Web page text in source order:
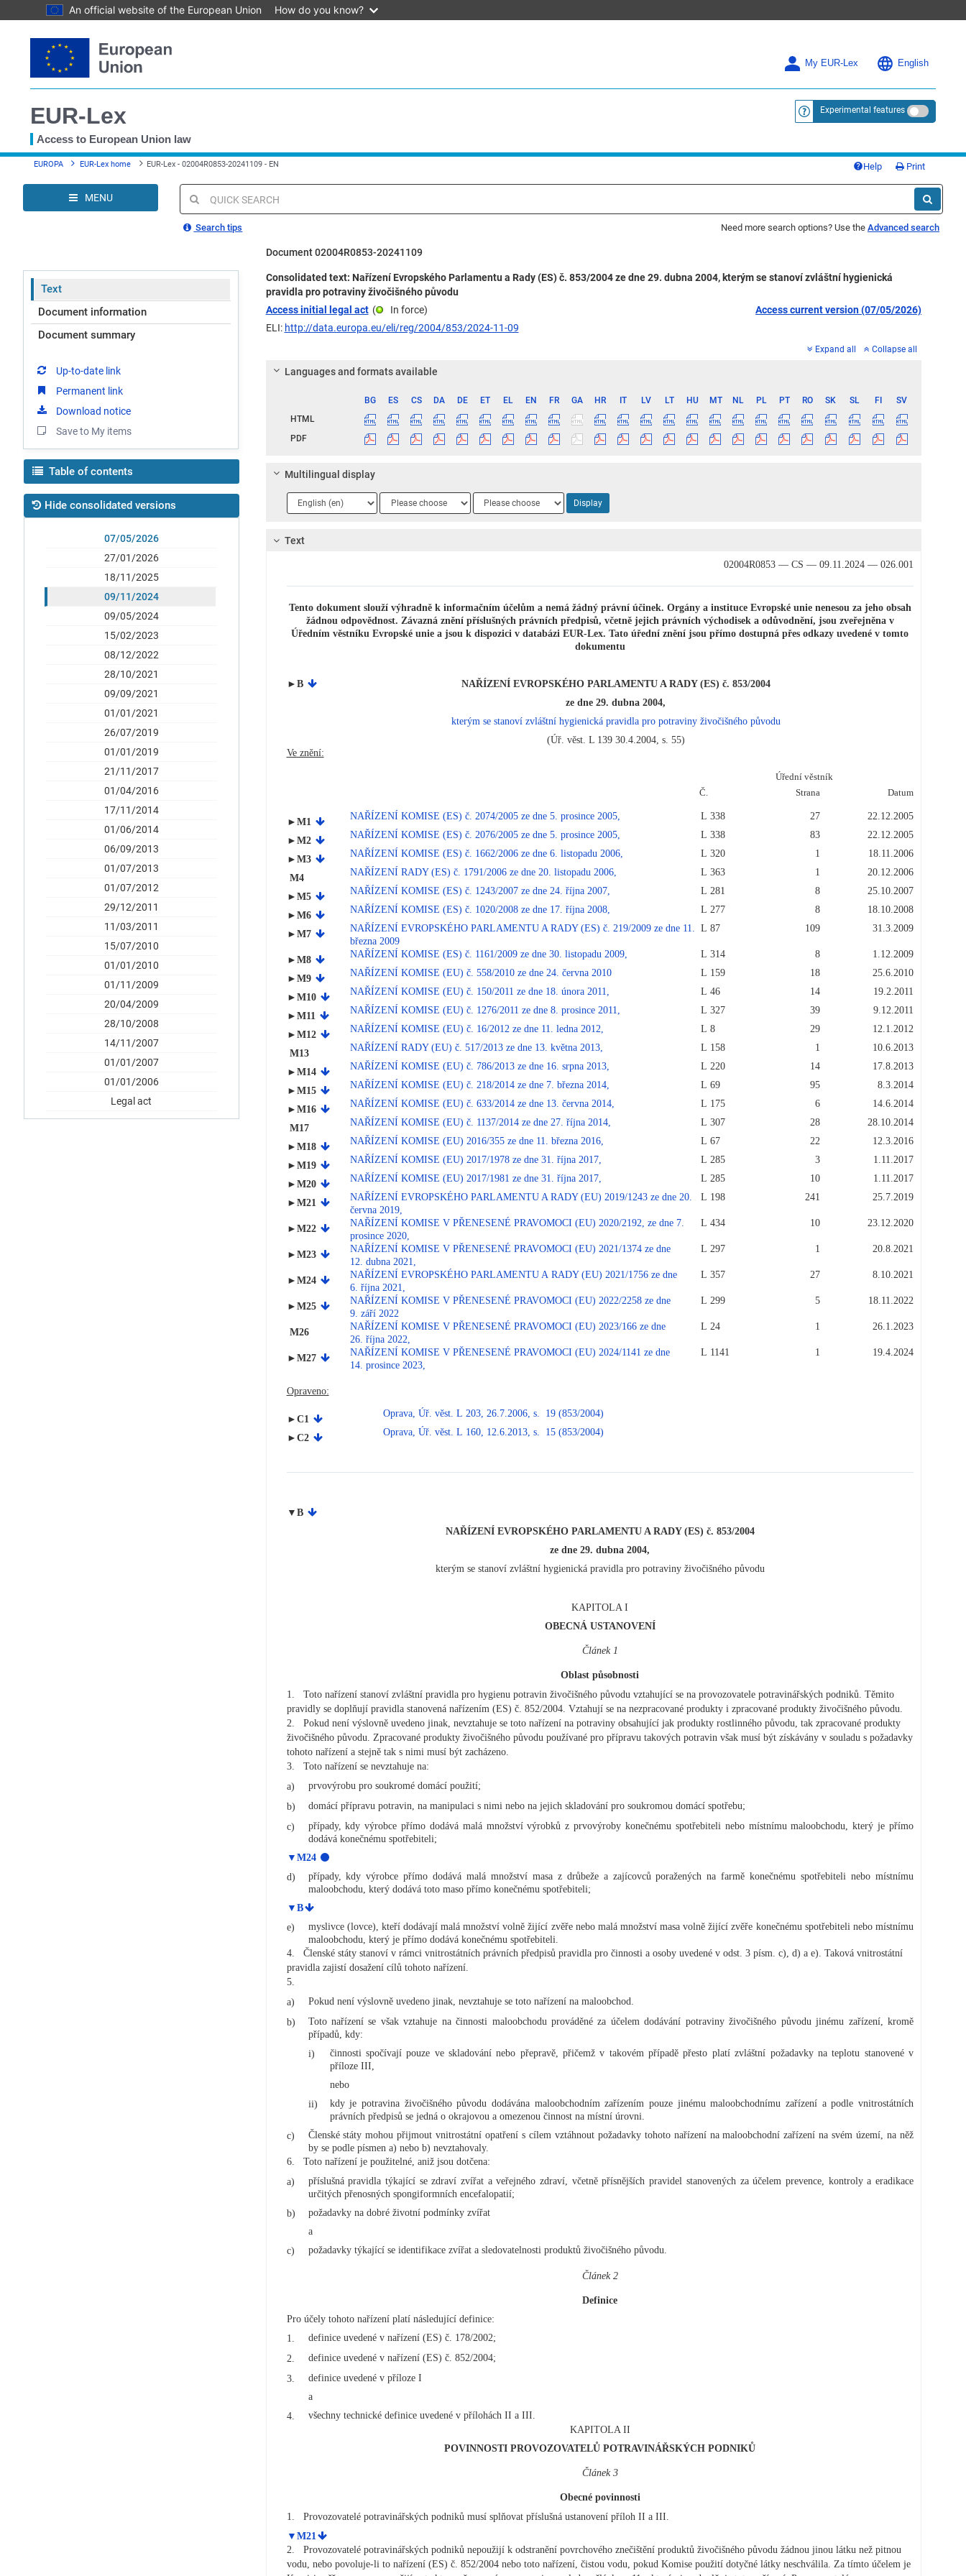
An official website of the European Union How do you know?
to
content
My EUR-Lex English
EUR-Lex
Access to European Union law
<a href="https://eur-lex.europa.eu/
Experimental features
You
here
EUROPA EUR-Lex home EUR-Lex - 02004R0853-20241109 - EN Help Print
MENU
Quick
search
Search tips Need more search options? Use the Advanced search
Document 02004R0853-20241109
Text
Document information
Document summary
Up-to-date link
Permanent link
Download notice
Save to My items
Table of contents
Hide consolidated versions
07/05/2026
27/01/2026
18/11/2025
09/11/2024
09/05/2024
15/02/2023
08/12/2022
28/10/2021
09/09/2021
01/01/2021
26/07/2019
01/01/2019
21/11/2017
01/04/2016
17/11/2014
01/06/2014
06/09/2013
01/07/2013
01/07/2012
29/12/2011
11/03/2011
15/07/2010
01/01/2010
01/11/2009
20/04/2009
28/10/2008
14/11/2007
01/01/2007
01/01/2006
Legal act
Consolidated text: Nařízení Evropského Parlamentu a Rady (ES) č. 853/2004 ze dne 29. dubna 2004, kterým se stanoví zvláštní hygienická
pravidla pro potraviny živočišného původu
Access initial legal act ( In force)
Access current version (07/05/2026)
ELI: http://data.europa.eu/eli/reg/2004/853/2024-11-09
Expand all Collapse all
Languages and formats available
BG ES CS DA DE ET EL EN FR GA HR IT LV LT HU MT NL PL PT RO SK SL FI
SV
HTML
PDF
Multilingual display
Language
1
Language
2
Language
3
Display
Text
02004R0853 — CS — 09.11.2024 — 026.001
Tento dokument slouží výhradně k informačním účelům a nemá žádný právní účinek. Orgány a instituce Evropské unie nenesou za jeho obsah
žádnou odpovědnost. Závazná znění příslušných právních předpisů, včetně jejich právních východisek a odůvodnění, jsou zveřejněna v
Úředním věstníku Evropské unie a jsou k dispozici v databázi EUR-Lex. Tato úřední znění jsou přímo dostupná přes odkazy uvedené v tomto
dokumentu
►B
NAŘÍZENÍ EVROPSKÉHO PARLAMENTU A RADY (ES) č. 853/2004
ze dne 29. dubna 2004,
kterým se stanoví zvláštní hygienická pravidla pro potraviny živočišného původu
(Úř. věst. L 139 30.4.2004, s. 55)
Ve znění:
Úřední věstník
Č.
Strana Datum
►M1
NAŘÍZENÍ KOMISE (ES) č. 2074/2005 ze dne 5. prosince 2005, L 338 27 22.12.2005
►M2
NAŘÍZENÍ KOMISE (ES) č. 2076/2005 ze dne 5. prosince 2005, L 338 83 22.12.2005
►M3
NAŘÍZENÍ KOMISE (ES) č. 1662/2006 ze dne 6. listopadu 2006, L 320 1 18.11.2006
M4
NAŘÍZENÍ RADY (ES) č. 1791/2006 ze dne 20. listopadu 2006, L 363 1 20.12.2006
►M5
NAŘÍZENÍ KOMISE (ES) č. 1243/2007 ze dne 24. října 2007, L 281 8 25.10.2007
►M6
NAŘÍZENÍ KOMISE (ES) č. 1020/2008 ze dne 17. října 2008, L 277 8 18.10.2008
►M7
NAŘÍZENÍ EVROPSKÉHO PARLAMENTU A RADY (ES) č. 219/2009 ze dne 11.
března 2009
L 87 109 31.3.2009
►M8
NAŘÍZENÍ KOMISE (ES) č. 1161/2009 ze dne 30. listopadu 2009, L 314 8 1.12.2009
►M9
NAŘÍZENÍ KOMISE (EU) č. 558/2010 ze dne 24. června 2010 L 159 18 25.6.2010
►M10
NAŘÍZENÍ KOMISE (EU) č. 150/2011 ze dne 18. února 2011, L 46 14 19.2.2011
►M11
NAŘÍZENÍ KOMISE (EU) č. 1276/2011 ze dne 8. prosince 2011, L 327 39 9.12.2011
►M12
NAŘÍZENÍ KOMISE (EU) č. 16/2012 ze dne 11. ledna 2012, L 8 29 12.1.2012
M13
NAŘÍZENÍ RADY (EU) č. 517/2013 ze dne 13. května 2013, L 158 1 10.6.2013
►M14
NAŘÍZENÍ KOMISE (EU) č. 786/2013 ze dne 16. srpna 2013, L 220 14 17.8.2013
►M15
NAŘÍZENÍ KOMISE (EU) č. 218/2014 ze dne 7. března 2014, L 69 95 8.3.2014
►M16
NAŘÍZENÍ KOMISE (EU) č. 633/2014 ze dne 13. června 2014, L 175 6 14.6.2014
M17
NAŘÍZENÍ KOMISE (EU) č. 1137/2014 ze dne 27. října 2014, L 307 28 28.10.2014
►M18
NAŘÍZENÍ KOMISE (EU) 2016/355 ze dne 11. března 2016, L 67 22 12.3.2016
►M19
NAŘÍZENÍ KOMISE (EU) 2017/1978 ze dne 31. října 2017, L 285 3 1.11.2017
►M20
NAŘÍZENÍ KOMISE (EU) 2017/1981 ze dne 31. října 2017, L 285 10 1.11.2017
►M21
NAŘÍZENÍ EVROPSKÉHO PARLAMENTU A RADY (EU) 2019/1243 ze dne 20.
června 2019,
L 198 241 25.7.2019
►M22
NAŘÍZENÍ KOMISE V PŘENESENÉ PRAVOMOCI (EU) 2020/2192, ze dne 7.
prosince 2020,
L 434 10 23.12.2020
►M23
NAŘÍZENÍ KOMISE V PŘENESENÉ PRAVOMOCI (EU) 2021/1374 ze dne
12. dubna 2021,
L 297 1 20.8.2021
►M24
NAŘÍZENÍ EVROPSKÉHO PARLAMENTU A RADY (EU) 2021/1756 ze dne
6. října 2021,
L 357 27 8.10.2021
►M25
NAŘÍZENÍ KOMISE V PŘENESENÉ PRAVOMOCI (EU) 2022/2258 ze dne
9. září 2022
L 299 5 18.11.2022
M26
NAŘÍZENÍ KOMISE V PŘENESENÉ PRAVOMOCI (EU) 2023/166 ze dne
26. října 2022,
L 24 1 26.1.2023
►M27
NAŘÍZENÍ KOMISE V PŘENESENÉ PRAVOMOCI (EU) 2024/1141 ze dne
14. prosince 2023,
L 1141 1 19.4.2024
Opraveno:
►C1
Oprava, Úř. věst. L 203, 26.7.2006, s. 19 (853/2004)
►C2
Oprava, Úř. věst. L 160, 12.6.2013, s. 15 (853/2004)
▼B
NAŘÍZENÍ EVROPSKÉHO PARLAMENTU A RADY (ES) č. 853/2004
ze dne 29. dubna 2004,
kterým se stanoví zvláštní hygienická pravidla pro potraviny živočišného původu
KAPITOLA I
OBECNÁ USTANOVENÍ
Článek 1
Oblast působnosti
1.
Toto nařízení stanoví zvláštní pravidla pro hygienu potravin živočišného původu vztahující se na provozovatele potravinářských podniků. Těmito
pravidly se doplňují pravidla stanovená nařízením (ES) č. 852/2004. Vztahují se na nezpracované produkty i zpracované produkty živočišného původu.
2.
Pokud není výslovně uvedeno jinak, nevztahuje se toto nařízení na potraviny obsahující jak produkty rostlinného původu, tak zpracované produkty
živočišného původu. Zpracované produkty živočišného původu používané pro přípravu takových potravin však musí být získávány v souladu s požadavky
tohoto nařízení a stejně tak s nimi musí být zacházeno.
3.
Toto nařízení se nevztahuje na:
a)
prvovýrobu pro soukromé domácí použití;
b)
domácí přípravu potravin, na manipulaci s nimi nebo na jejich skladování pro soukromou domácí spotřebu;
c)
případy, kdy výrobce přímo dodává malá množství výrobků z prvovýroby konečnému spotřebiteli nebo místnímu maloobchodu, který je přímo
dodává konečnému spotřebiteli;
▼M24
d)
případy, kdy výrobce přímo dodává malá množství masa z drůbeže a zajícovců poražených na farmě konečnému spotřebiteli nebo místnímu
maloobchodu, který dodává toto maso přímo konečnému spotřebiteli;
▼B
e)
myslivce (lovce), kteří dodávají malá množství volně žijící zvěře nebo malá množství masa volně žijící zvěře konečnému spotřebiteli nebo místnímu
maloobchodu, který je přímo dodává konečnému spotřebiteli.
4.
Členské státy stanoví v rámci vnitrostátních právních předpisů pravidla pro činnosti a osoby uvedené v odst. 3 písm. c), d) a e). Taková vnitrostátní
pravidla zajistí dosažení cílů tohoto nařízení.
5.
a)
Pokud není výslovně uvedeno jinak, nevztahuje se toto nařízení na maloobchod.
b)
Toto nařízení se však vztahuje na činnosti maloobchodu prováděné za účelem dodávání potraviny živočišného původu jinému zařízení, kromě
případů, kdy:
i)
činnosti spočívají pouze ve skladování nebo přepravě, přičemž v takovém případě přesto platí zvláštní požadavky na teplotu stanovené v
příloze III,
nebo
ii)
kdy je potravina živočišného původu dodávána maloobchodním zařízením pouze jinému maloobchodnímu zařízení a podle vnitrostátních
právních předpisů se jedná o okrajovou a omezenou činnost na místní úrovni.
c)
Členské státy mohou přijmout vnitrostátní opatření s cílem vztáhnout požadavky tohoto nařízení na maloobchodní zařízení na svém území, na něž
by se podle písmen a) nebo b) nevztahovaly.
6.
Toto nařízení je použitelné, aniž jsou dotčena:
a)
příslušná pravidla týkající se zdraví zvířat a veřejného zdraví, včetně přísnějších pravidel stanovených za účelem prevence, kontroly a eradikace
určitých přenosných spongiformních encefalopatií;
b)
požadavky na dobré životní podmínky zvířat
a
c)
požadavky týkající se identifikace zvířat a sledovatelnosti produktů živočišného původu.
Článek 2
Definice
Pro účely tohoto nařízení platí následující definice:
1.
definice uvedené v nařízení (ES) č. 178/2002;
2.
definice uvedené v nařízení (ES) č. 852/2004;
3.
definice uvedené v příloze I
a
4.
všechny technické definice uvedené v přílohách II a III.
KAPITOLA II
POVINNOSTI PROVOZOVATELŮ POTRAVINÁŘSKÝCH PODNIKŮ
Článek 3
Obecné povinnosti
1.
Provozovatelé potravinářských podniků musí splňovat příslušná ustanovení příloh II a III.
▼M21
2.
Provozovatelé potravinářských podniků nepoužijí k odstranění povrchového znečištění produktů živočišného původu žádnou jinou látku než pitnou
vodu, nebo povoluje-li to nařízení (ES) č. 852/2004 nebo toto nařízení, čistou vodu, pokud Komise použití dotyčné látky neschválila. Za tímto účelem je